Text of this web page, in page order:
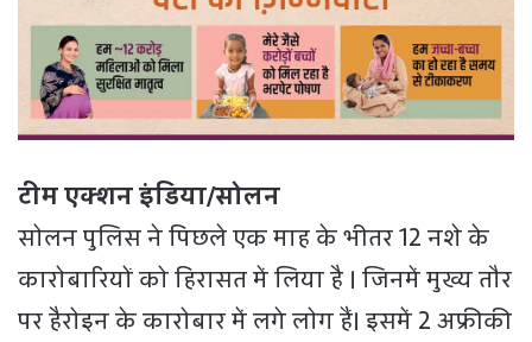
टीम एक्शन इंडिया/सोलन
सोलन पुलिस ने पिछले एक माह के भीतर 12 नशे के
कारोबारियों को हिरासत में लिया है । जिनमें मुख्य तौर
पर हैरोइन के कारोबार में लगे लोग हैं। इसमें 2 अफ्रीकी